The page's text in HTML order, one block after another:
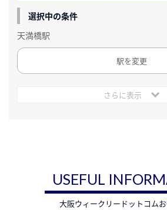
選択中の条件
天満橋駅
駅を変更
さらに表示
USEFUL
大阪ウィークリードットコム